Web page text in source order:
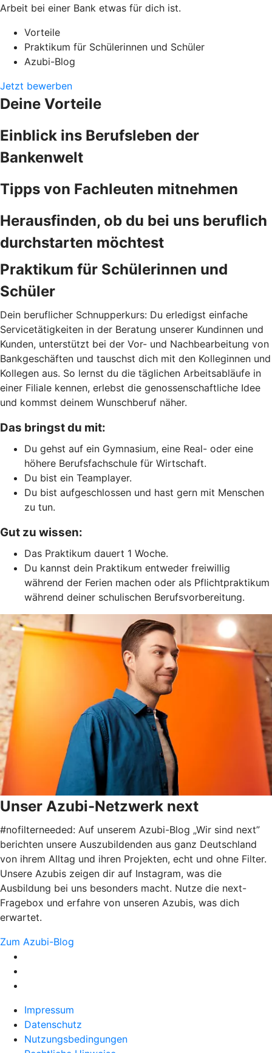
Arbeit bei einer Bank etwas für dich ist.
Vorteile
Praktikum für Schülerinnen und Schüler
Azubi-Blog
Jetzt bewerben
Deine Vorteile
Einblick ins Berufsleben der
Bankenwelt
Tipps von Fachleuten mitnehmen
Herausfinden, ob du bei uns beruflich
durchstarten möchtest
Praktikum für Schülerinnen und
Schüler
Dein beruflicher Schnupperkurs: Du erledigst einfache
Servicetätigkeiten in der Beratung unserer Kundinnen und
Kunden, unterstützt bei der Vor- und Nachbearbeitung von
Bankgeschäften und tauschst dich mit den Kolleginnen und
Kollegen aus. So lernst du die täglichen Arbeitsabläufe in
einer Filiale kennen, erlebst die genossenschaftliche Idee
und kommst deinem Wunschberuf näher.
Das bringst du mit:
Du gehst auf ein Gymnasium, eine Real- oder eine
höhere Berufsfachschule für Wirtschaft.
Du bist ein Teamplayer.
Du bist aufgeschlossen und hast gern mit Menschen
zu tun.
Gut zu wissen:
Das Praktikum dauert 1 Woche.
Du kannst dein Praktikum entweder freiwillig
während der Ferien machen oder als Pflichtpraktikum
während deiner schulischen Berufsvorbereitung.
Unser Azubi-Netzwerk next
#nofilterneeded: Auf unserem Azubi-Blog „Wir sind next”
berichten unsere Auszubildenden aus ganz Deutschland
von ihrem Alltag und ihren Projekten, echt und ohne Filter.
Unsere Azubis zeigen dir auf Instagram, was die
Ausbildung bei uns besonders macht. Nutze die next-
Fragebox und erfahre von unseren Azubis, was dich
erwartet.
Zum Azubi-Blog
Impressum
Datenschutz
Nutzungsbedingungen